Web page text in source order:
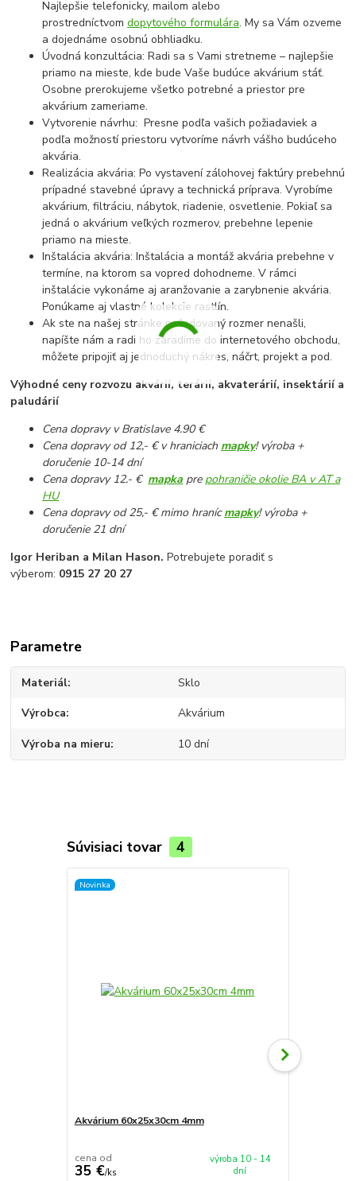
Najlepšie telefonicky, mailom alebo
prostredníctvomdopytového formulára. My sa Vám ozveme
a dojednáme osobnú obhliadku.
Úvodná konzultácia: Radi sa s Vami stretneme – najlepšie
priamo na mieste, kde bude Vaše budúce akvárium stáť.
Osobne prerokujeme všetko potrebné a priestor pre
akvárium zameriame.
Vytvorenie návrhu: Presne podľa vašich požiadaviek a
podľa možností priestoru vytvoríme návrh vášho budúceho
akvária.
Realizácia akvária: Po vystavení zálohovej faktúry prebehnú
prípadné stavebné úpravy a technická príprava. Vyrobíme
akvárium, filtráciu, nábytok, riadenie, osvetlenie. Pokiaľ sa
jedná o akvárium veľkých rozmerov, prebehne lepenie
priamo na mieste.
Inštalácia akvária: Inštalácia a montáž akvária prebehne v
termíne, na ktorom sa vopred dohodneme. V rámci
inštalácie vykonáme aj aranžovanie a zarybnenie akvária.
Ponúkame aj vlastné kolekcie rastlín.
Ak ste na našej stránke požadovaný rozmer nenašli,
napíšte nám a radi ho zaradíme do internetového obchodu,
môžete pripojiť aj jednoduchý nákres, náčrt, projekt a pod.
Výhodné ceny rozvozu akvárií, terárií, akvaterárií, insektárií a
paludárií
Cena dopravy v Bratislave 4.90 €
Cena dopravy od 12,- € v hraniciach mapky! výroba +
doručenie 10-14 dní
Cena dopravy 12.- € mapka pre pohraničie okolie BA v AT a
HU
Cena dopravy od 25,- € mimo hranícmapky! výroba +
doručenie 21 dní
Igor Heriban a Milan Hason.Potrebujete poradiť s
výberom: 0915 27 20 27
Parametre
Materiál Sklo
Výrobca Akvárium
Výroba na mieru 10 dní
Súvisiaci tovar 4
Novinka
Akvárium 60x25x30cm 4mm
cena od
35 €/ks
výroba 10 - 14
dní